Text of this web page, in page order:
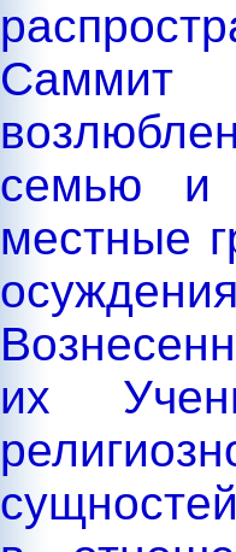
семью и
местные
их